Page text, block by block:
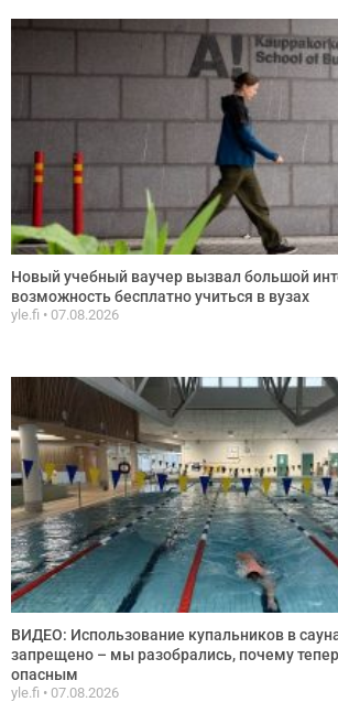
Новый учебный ваучер вызвал большой
возможность бесплатно учиться в вузах
yle.fi 07.08.2026
ВИДЕО: Использование купальников в
запрещено – мы разобрались, почему
опасным
yle.fi 07.08.2026